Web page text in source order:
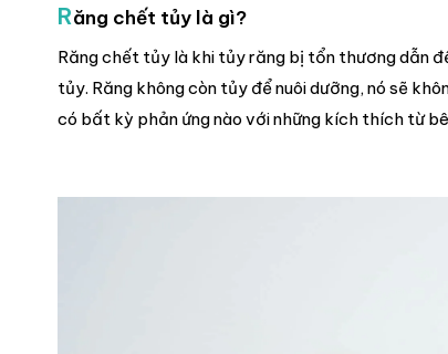
Răng chết tủy là gì?
Răng chết tủy là khi tủy răng bị tổn thương dẫn
tủy. Răng không còn tủy để nuôi dưỡng, nó sẽ
có bất kỳ phản ứng nào với những kích thích từ